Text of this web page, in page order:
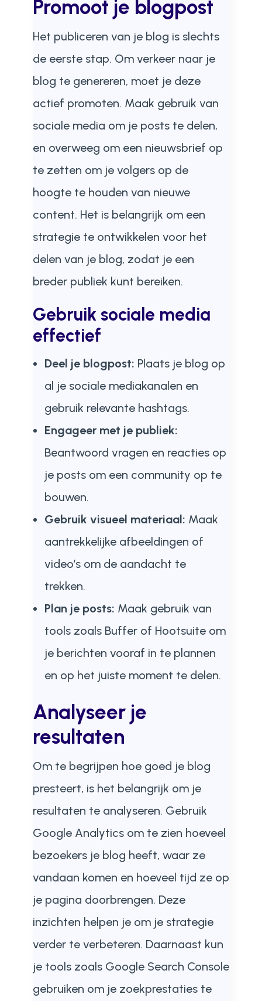
Promoot je blogpost
Het publiceren van je blog is slechts
de eerste stap. Om verkeer naar je
blog te genereren, moet je deze
actief promoten. Maak gebruik van
sociale media om je posts te delen,
en overweeg om een nieuwsbrief op
te zetten om je volgers op de
hoogte te houden van nieuwe
content. Het is belangrijk om een
strategie te ontwikkelen voor het
delen van je blog, zodat je een
breder publiek kunt bereiken.
Gebruik sociale media
effectief
Deel je blogpost: Plaats je blog op
al je sociale mediakanalen en
gebruik relevante hashtags.
Engageer met je publiek:
Beantwoord vragen en reacties op
je posts om een community op te
bouwen.
Gebruik visueel materiaal: Maak
aantrekkelijke afbeeldingen of
video’s om de aandacht te
trekken.
Plan je posts: Maak gebruik van
tools zoals Buffer of Hootsuite om
je berichten vooraf in te plannen
en op het juiste moment te delen.
Analyseer je
resultaten
Om te begrijpen hoe goed je blog
presteert, is het belangrijk om je
resultaten te analyseren. Gebruik
Google Analytics om te zien hoeveel
bezoekers je blog heeft, waar ze
vandaan komen en hoeveel tijd ze op
je pagina doorbrengen. Deze
inzichten helpen je om je strategie
verder te verbeteren. Daarnaast kun
je tools zoals Google Search Console
gebruiken om je zoekprestaties te